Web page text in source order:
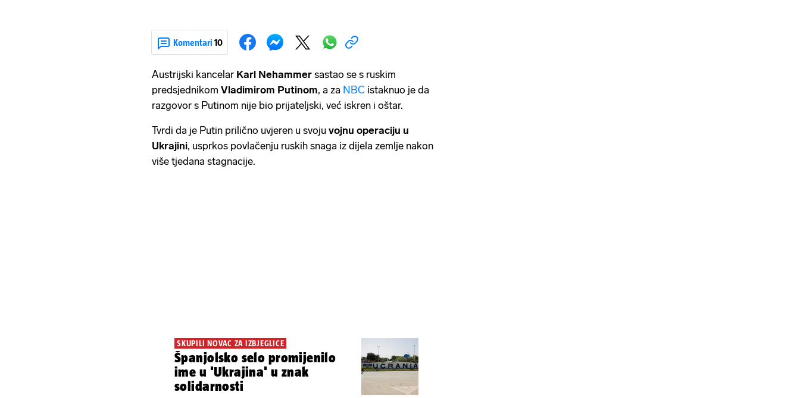
Komentari 10
Austrijski kancelar Karl Nehammer sastao se s ruskim
predsjednikom Vladimirom Putinom, a za NBC istaknuo je da
razgovor s Putinom nije bio prijateljski, već iskren i oštar.
Tvrdi da je Putin prilično uvjeren u svoju vojnu operaciju u
Ukrajini, usprkos povlačenju ruskih snaga iz dijela zemlje nakon
više tjedana stagnacije.
SKUPILI NOVAC ZA IZBJEGLICE
Španjolsko selo promijenilo
ime u 'Ukrajina' u znak
solidarnosti